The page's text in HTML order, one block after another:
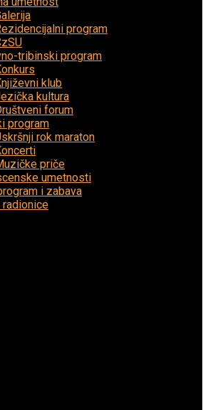
program
tribinski program
klub
kultura
forum
program
rok maraton
priče
umetnosti
i zabava